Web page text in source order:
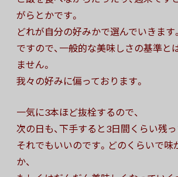
がらとかです。
どれが自分の好みかで選んでいきます。
ですので、一般的な美味しさの基準と
ません。
我々の好みに偏っております。
一気に3本ほど抜栓するので、
次の日も、下手すると3日間くらい残っ
それでもいいのです。どのくらいで味
か、